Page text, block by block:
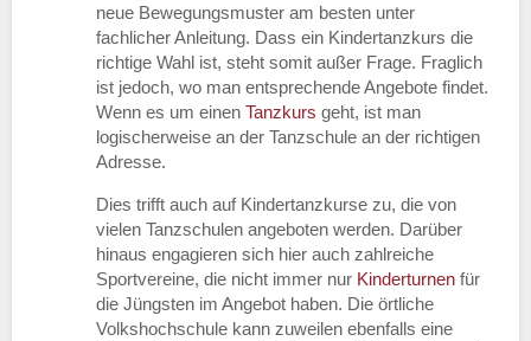
neue Bewegungsmuster am besten unter
fachlicher Anleitung. Dass ein Kindertanzkurs die
richtige Wahl ist, steht somit außer Frage. Fraglich
ist jedoch, wo man entsprechende Angebote findet.
Wenn es um einen Tanzkurs geht, ist man
logischerweise an der Tanzschule an der richtigen
Adresse.
Dies trifft auch auf Kindertanzkurse zu, die von
vielen Tanzschulen angeboten werden. Darüber
hinaus engagieren sich hier auch zahlreiche
Sportvereine, die nicht immer nur Kinderturnen für
die Jüngsten im Angebot haben. Die örtliche
Volkshochschule kann zuweilen ebenfalls eine